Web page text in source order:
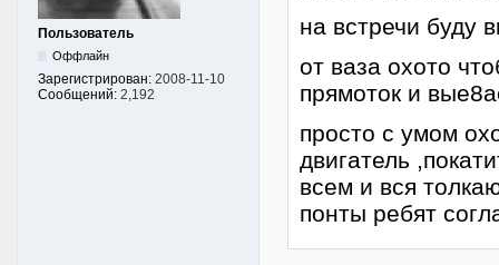
Пользователь
Оффлайн
Зарегистрирован: 2008-11-10
Сообщений: 2,192
на встречи буду
от ваза охото
прямоток и
просто с умом
двигатель
всем и вся
понты ребят